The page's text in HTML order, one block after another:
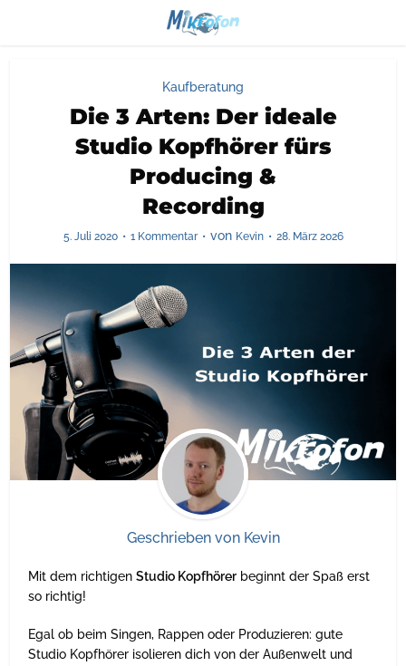
Kaufberatung
Die 3 Arten: Der ideale
Studio Kopfhörer fürs
Producing &
Recording
5. Juli 2020 1 Kommentar von Kevin 28. März 2026
Geschrieben von Kevin
Mit dem richtigenStudio Kopfhörer beginnt der Spaß erst
so richtig!
Egal ob beim Singen, Rappen oder Produzieren: gute
Studio Kopfhörer isolieren dich von der Außenwelt und